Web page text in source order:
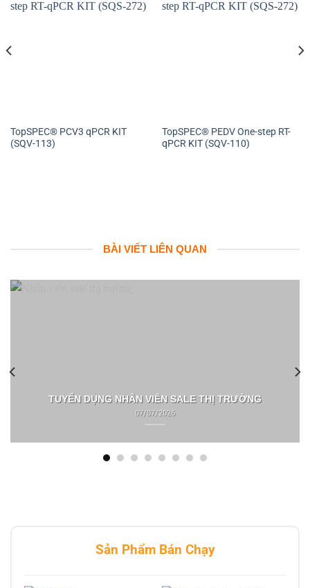
TopSPEC® PCV3 qPCR KIT
(SQV-113)
TopSPEC® PEDV One-step RT-
qPCR KIT (SQV-110)
BÀI VIẾT LIÊN QUAN
TUYỂN DỤNG NHÂN VIÊN SALE THỊ TRƯỜNG
07/07/2026
Sản Phẩm Bán Chạy